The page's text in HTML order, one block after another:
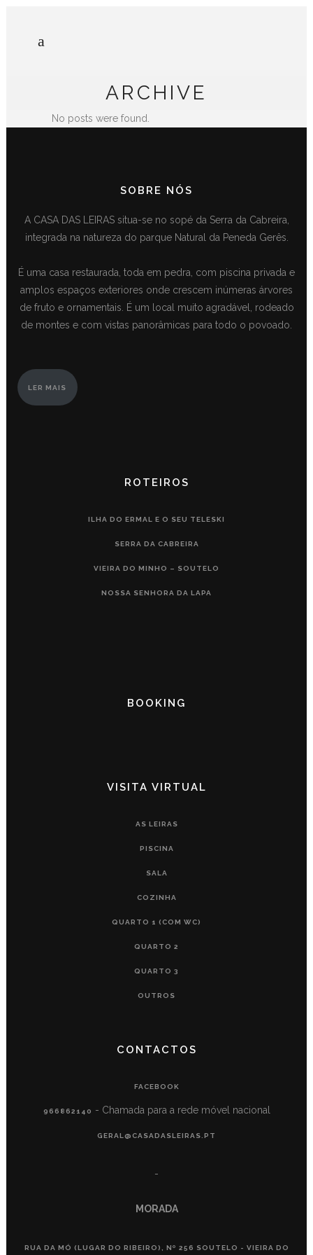
ARCHIVE
No posts were found.
SOBRE NÓS
A CASA DAS LEIRAS situa-se no sopé da Serra da Cabreira,
integrada na natureza do parque Natural da Peneda Gerês.
É uma casa restaurada, toda em pedra, com piscina privada e
amplos espaços exteriores onde crescem inúmeras árvores
de fruto e ornamentais. É um local muito agradável, rodeado
de montes e com vistas panorâmicas para todo o povoado.
LER MAIS
ROTEIROS
ILHA DO ERMAL E O SEU TELESKI
SERRA DA CABREIRA
VIEIRA DO MINHO – SOUTELO
NOSSA SENHORA DA LAPA
BOOKING
VISITA VIRTUAL
AS LEIRAS
PISCINA
SALA
COZINHA
QUARTO 1 (COM WC)
QUARTO 2
QUARTO 3
OUTROS
CONTACTOS
FACEBOOK
966862140 - Chamada para a rede móvel nacional
GERAL@CASADASLEIRAS.PT
-
MORADA
RUA DA MÓ (LUGAR DO RIBEIRO), Nº 256 SOUTELO - VIEIRA DO